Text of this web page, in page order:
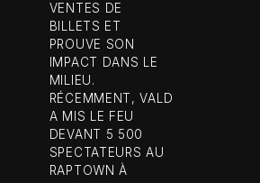
VENTES DE
BILLETS ET
PROUVE SON
IMPACT DANS LE
MILIEU.
RÉCEMMENT, VALD
A MIS LE FEU
DEVANT 5 500
SPECTATEURS AU
RAPTOWN À